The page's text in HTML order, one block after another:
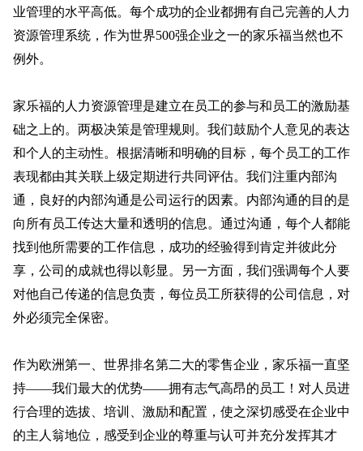
业管理的水平高低。每个成功的企业都拥有自己完善的人力
资源管理系统，作为世界500强企业之一的家乐福当然也不
例外。
家乐福的人力资源管理是建立在员工的参与和员工的激励基
础之上的。两极决策是管理规则。我们鼓励个人意见的表达
和个人的主动性。根据清晰和明确的目标，每个员工的工作
表现都由其关联上级定期进行共同评估。我们注重内部沟
通，良好的内部沟通是公司运行的因素。内部沟通的目的是
向所有员工传达大量和透明的信息。通过沟通，每个人都能
找到他所需要的工作信息，成功的经验得到肯定并彼此分
享，公司的成就也得以彰显。另一方面，我们强调每个人要
对他自己传递的信息负责，每位员工所获得的公司信息，对
外必须完全保密。
作为欧洲第一、世界排名第二大的零售企业，家乐福一直坚
持——我们最大的优势——拥有志气高昂的员工！对人员进
行合理的选拔、培训、激励和配置，使之深切感受在企业中
的主人翁地位，感受到企业的尊重与认可并充分发挥其才